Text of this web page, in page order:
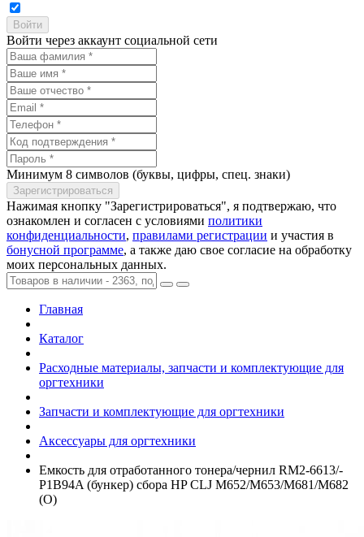
Войти через аккаунт социальной сети
Минимум 8 символов (буквы, цифры, спец. знаки)
Нажимая кнопку "Зарегистрироваться", я подтвержаю, что
ознакомлен и согласен с условиями политики
конфиденциальности, правилами регистрации и участия в
бонусной программе, а также даю свое согласие на обработку
моих персональных данных.
Главная
Каталог
Расходные материалы, запчасти и комплектующие для
оргтехники
Запчасти и комплектующие для оргтехники
Аксессуары для оргтехники
Емкость для отработанного тонера/­чернил RM2-6613/­
P1B94A (бункер) сбора HP CLJ M652/­M653/­M681/­M682
(O)